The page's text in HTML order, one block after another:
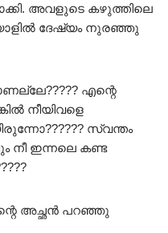
അവളുടെ കഴുത്തിലെ
ദേഷ്യം നുരഞ്ഞു
എന്റെ
നീയിവളെ
സ്വന്തം
ഇന്നലെ കണ്ട
അച്ഛൻ പറഞ്ഞു